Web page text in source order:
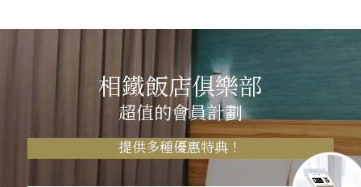
相鐵飯店俱樂部
超值的會員計劃
提供多種優惠特典！